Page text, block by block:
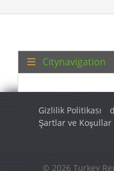
Citynavigation
Gizlilik Politikası
Şartlar ve Koşullar
© 2026 Turkey